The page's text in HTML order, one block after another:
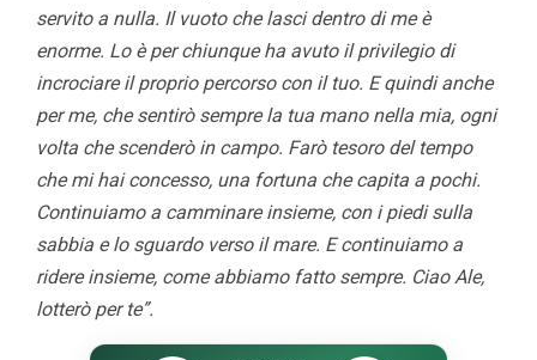
servito a nulla. Il vuoto che lasci dentro di me è
enorme. Lo è per chiunque ha avuto il privilegio di
incrociare il proprio percorso con il tuo. E quindi anche
per me, che sentirò sempre la tua mano nella mia, ogni
volta che scenderò in campo. Farò tesoro del tempo
che mi hai concesso, una fortuna che capita a pochi.
Continuiamo a camminare insieme, con i piedi sulla
sabbia e lo sguardo verso il mare. E continuiamo a
ridere insieme, come abbiamo fatto sempre. Ciao Ale,
lotterò per te”.